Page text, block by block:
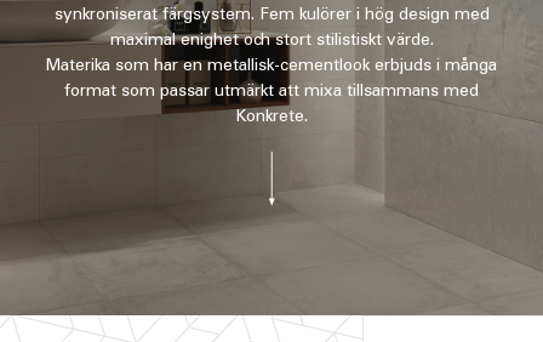
synkroniserat färgsystem. Fem kulörer i hög design med
maximal enighet och stort stilistiskt värde.
Materika som har en metallisk-cementlook erbjuds i många
format som passar utmärkt att mixa tillsammans med
Konkrete.